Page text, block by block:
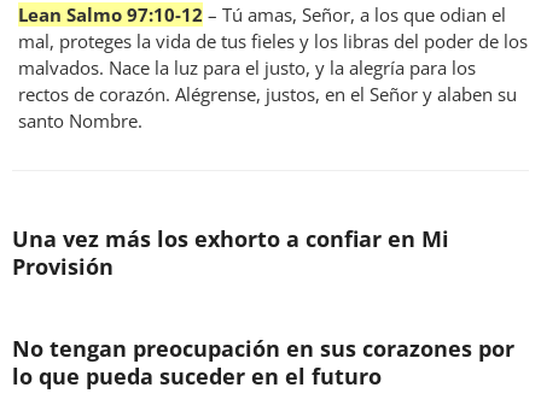
Lean Salmo 97:10-12 – Tú amas, Señor, a los que odian el
mal, proteges la vida de tus fieles y los libras del poder de los
malvados. Nace la luz para el justo, y la alegría para los
rectos de corazón. Alégrense, justos, en el Señor y alaben su
santo Nombre.
Una vez más los exhorto a confiar en Mi
Provisión
No tengan preocupación en sus corazones por
lo que pueda suceder en el futuro